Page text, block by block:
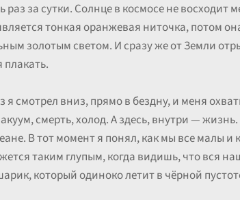
за сутки. Солнце в космосе не восходит
тонкая оранжевая ниточка, потом
золотым светом. И сразу же от Земли
плакать.
смотрел вниз, прямо в бездну, и меня
смерть, холод. А здесь, внутри —
В тот момент я понял, как мы все малы и
таким глупым, когда видишь, что вся
который одиноко летит в чёрной